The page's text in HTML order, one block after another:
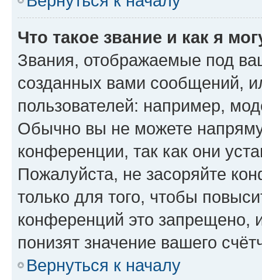
Что такое звание и как я
Звания, отображаемые под
созданных вами сообщений,
пользователей: например,
Обычно вы не можете
конференции, так как они
Пожалуйста, не засоряйте
только для того, чтобы
конференций это запрещено,
понизят значение вашего
Вернуться к началу